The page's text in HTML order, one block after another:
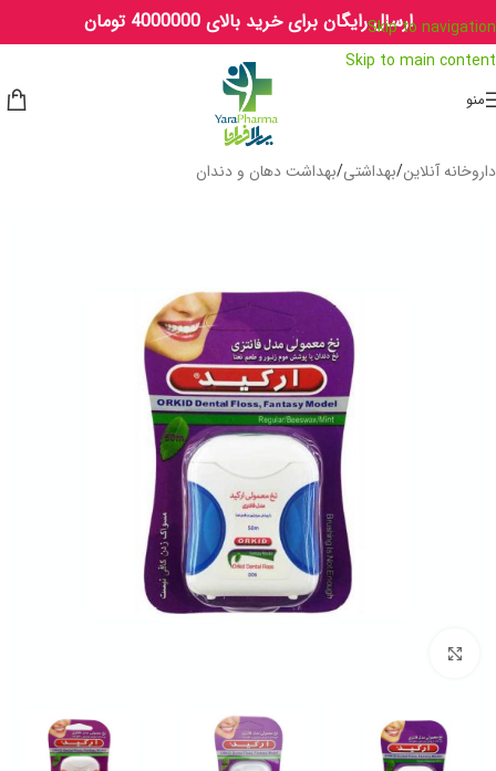
Skip to navigation
Skip to main content
ارسال رایگان برای خرید بالای 4000000 تومان
منو
داروخانه آنلاین/بهداشتی/بهداشت دهان و دندان